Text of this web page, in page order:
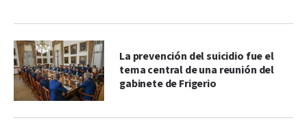
La prevención del suicidio fue el
tema central de una reunión del
gabinete de Frigerio